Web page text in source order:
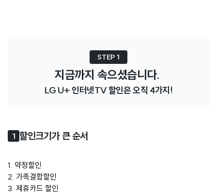
STEP 1
지금까지 속으셨습니다.
LG U+ 인터넷TV 할인은 오직 4가지!
1 할인크기가 큰 순서
1. 약정할인
2. 가족결합할인
3. 제휴카드 할인